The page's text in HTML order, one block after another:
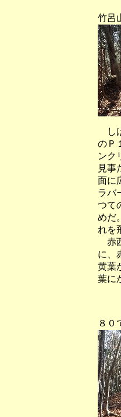
（
竹呂
し
のＰ
ンク
見事
面に
ラバ
つて
めだ
れを
赤
に、
黄葉
葉に
（
８０